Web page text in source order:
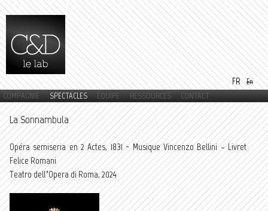
Aller au
contenu
principal
FR En
Menu principal
COMPAGNIE SPECTACLES ÉQUIPE RESSOURCES CONTACT
La Sonnambula
Opéra semiseria en 2 Actes, 1831 - Musique Vincenzo Bellini – Livret
Felice Romani
Teatro dell’Opera di Roma, 2024